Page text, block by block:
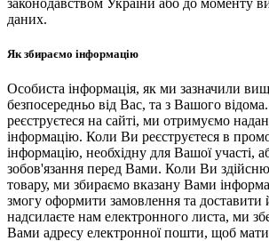
даних.
Як збираємо інформацію
Особиста інформація, як ми зазначили
безпосередньо від Вас, та з Вашого
реєструєтеся на сайті, ми отримуємо
інформацію. Коли Ви реєструєтеся в
інформацію, необхідну для Вашої участі,
зобов'язання перед Вами. Коли Ви
товару, ми збираємо вказану Вами
змогу оформити замовлення та
надсилаєте нам електронного листа, ми
Вами адресу електронної пошти, щоб мати